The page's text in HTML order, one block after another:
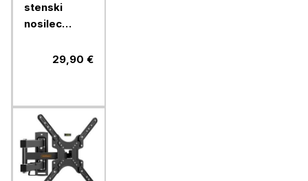
stenski
nosilec
56'', do 45
29,90 €